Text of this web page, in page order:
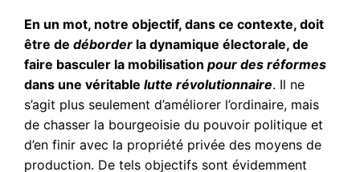
En un mot, notre objectif, dans ce contexte, doit
être dedéborder la dynamique électorale, de
faire basculer la mobilisationpour des réformes
dans une véritablelutte révolutionnaire. Il ne
s’agit plus seulement d’améliorer l’ordinaire, mais
de chasser la bourgeoisie du pouvoir politique et
d’en finir avec la propriété privée des moyens de
production. De tels objectifs sont évidemment